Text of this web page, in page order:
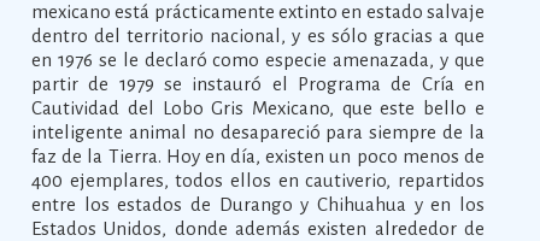
mexicano está prácticamente extinto en estado salvaje
dentro del territorio nacional, y es sólo gracias a que
en 1976 se le declaró como especie amenazada, y que
partir de 1979 se instauró el Programa de Cría en
Cautividad del Lobo Gris Mexicano, que este bello e
inteligente animal no desapareció para siempre de la
faz de la Tierra. Hoy en día, existen un poco menos de
400 ejemplares, todos ellos en cautiverio, repartidos
entre los estados de Durango y Chihuahua y en los
Estados Unidos, donde además existen alrededor de